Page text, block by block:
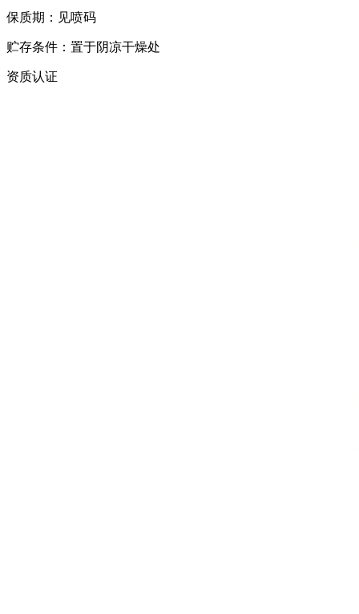
保质期：见喷码
贮存条件：置于阴凉干燥处
资质认证